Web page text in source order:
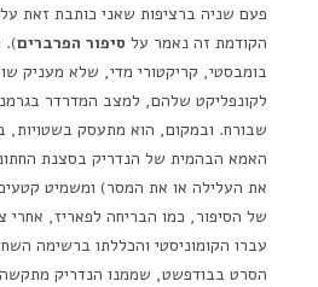
פעם שניה ברציפות שאני כותבת זאת
הקודמת זה נאמר על סיפור הפרברים).
בומבסטי, קריקטורי מדי, שלא מעניק
לקונפליקט שלהם, למצב המדרדר
שבורח. ובמקום, הוא מתעסק בשטויות,
האמא הבהמית של הנדריק בסצנת
את העלילה או את המסר) ומשמיט
של הסיפור, כמו הבריחה לפאריז,
עברו הקומוניסטי והכללתו ברשימה
הסרט בבודפשט, שממנו הנדריק